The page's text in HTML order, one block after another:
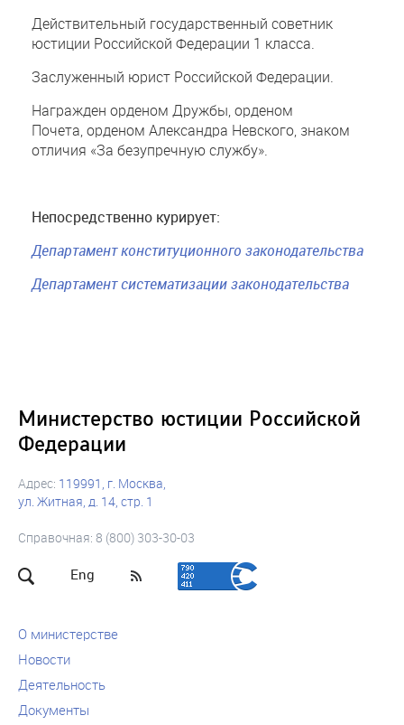
Действительный государственный советник
юстиции Российской Федерации 1 класса.
Заслуженный юрист Российской Федерации.
Награжден орденом Дружбы, орденом
Почета, орденом Александра Невского, знаком
отличия «За безупречную службу».
Непосредственно курирует:
Департамент конституционного законодательства
Департамент систематизации законодательства
Министерство юстиции Российской
Федерации
Адрес: 119991, г. Москва,
ул. Житная, д. 14, стр. 1
Справочная: 8 (800) 303-30-03
Eng
О министерстве
Новости
Деятельность
Документы